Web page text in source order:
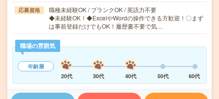
応募資格
職種未経験OK / ブランクOK / 英語力不要
◆未経験OK！◆ExcelやWordの操作できる方歓迎！〇まず
は事前登録だけでもOK！履歴書不要で気…
職場の雰囲気
年齢層
20代
30代 40代 50代 60代